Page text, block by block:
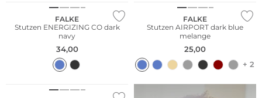
FALKE
Stutzen ENERGIZING CO dark
navy
34,00
FALKE
Stutzen AIRPORT dark blue
melange
25,00
+ 2